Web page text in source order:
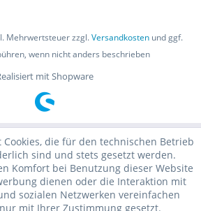
Mehrwertsteuer zzgl.Versandkosten und ggf.
wenn nicht anders beschrieben
mit Shopware
Cookies, die für den technischen Betrieb
sind und stets gesetzt werden.
Komfort bei Benutzung dieser Website
dienen oder die Interaktion mit
sozialen Netzwerken vereinfachen
mit Ihrer Zustimmung gesetzt.